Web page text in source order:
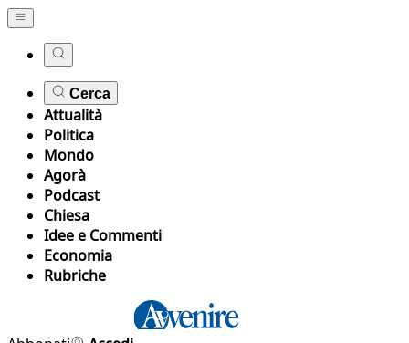
Cerca
Attualità
Politica
Mondo
Agorà
Podcast
Chiesa
Idee e Commenti
Economia
Rubriche